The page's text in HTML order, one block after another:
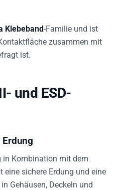
Klebeband-Familie und ist
zusammen mit
ist.
und ESD-
in Kombination mit dem
sichere Erdung und eine
Gehäusen, Deckeln und